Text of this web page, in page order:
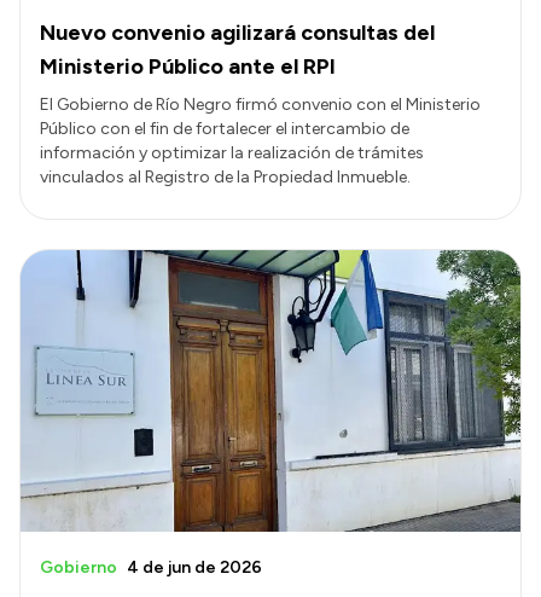
Nuevo convenio agilizará consultas del
Ministerio Público ante el RPI
El Gobierno de Río Negro firmó convenio con el Ministerio
Público con el fin de fortalecer el intercambio de
información y optimizar la realización de trámites
vinculados al Registro de la Propiedad Inmueble.
Gobierno 4 de jun de 2026